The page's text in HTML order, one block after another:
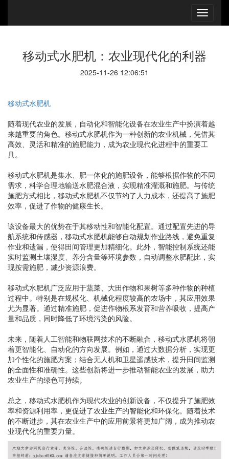
移动式水肥机：农业现代化的利器
2025-11-26 12:06:51
移动式水肥机
随着现代农业的发展，自动化和智能化设备在农业生产中扮演着越
来越重要的角色。移动式水肥机作为一种创新的农业机械，凭借其
高效、灵活和精准的施肥能力，成为农业现代化进程中的重要工
具。
移动式水肥机是集水、肥一体化的施肥设备，能够根据作物的不同
需求，科学合理地输送水肥混合液，实现精准灌溉和施肥。与传统
施肥方式相比，移动式水肥机不仅节约了人力成本，还提高了施肥
效率，促进了作物的健康生长。
该设备最大的优势在于其移动性和智能化配置。通过配置先进的导
航系统和传感器，移动式水肥机能够自动规划作业路线，避免重复
作业和遗漏，使得田间管理更加精细化。此外，智能控制系统还能
实时监测土壤湿度、养分含量等环境参数，自动调整水肥配比，实
现按需施肥，减少资源浪费。
移动式水肥机广泛应用于蔬菜、大田作物和果树等多种作物的种植
过程中。特别是在规模化、机械化程度较高的农场中，其应用效果
尤为显著。通过精准施肥，促进作物根系发育和营养吸收，提高产
量和品质，同时降低了环境污染的风险。
未来，随着人工智能和物联网技术的不断融合，移动式水肥机将朝
着更智能化、自动化的方向发展。例如，通过大数据分析，实现更
加个性化的施肥方案；结合无人机和卫星遥感技术，提升田间监测
的全面性和准确性。这些创新将进一步推动智能农业的发展，助力
农业生产的绿色可持续。
总之，移动式水肥机作为现代农业的创新设备，不仅提升了施肥效
率和资源利用率，更促进了农业生产的智能化和环保化。随着技术
的不断进步，其在农业生产中的应用前景将更加广阔，成为推动农
业现代化的重要力量。